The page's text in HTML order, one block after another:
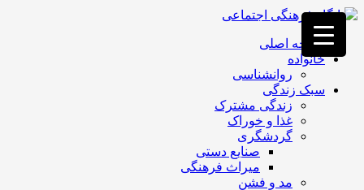
فصد
خون
غرب
تهران
خشکشویی
تصفیه
صفحه اصلی
خانواده
روانشناسی
سبک زندگی
زندگی مشترک
غذا و خوراک
گردشگری
صنایع دستی
میراث فرهنگی
مد و فشن